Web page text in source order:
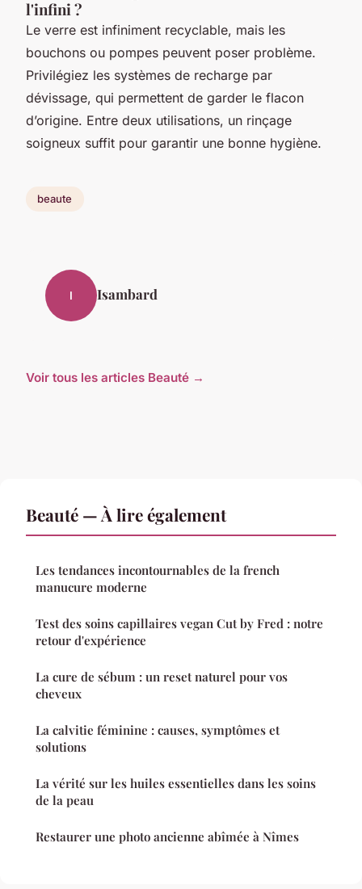
l'infini ?
Le verre est infiniment recyclable, mais les
bouchons ou pompes peuvent poser problème.
Privilégiez les systèmes de recharge par
dévissage, qui permettent de garder le flacon
d’origine. Entre deux utilisations, un rinçage
soigneux suffit pour garantir une bonne hygiène.
beaute
I Isambard
Voir tous les articles Beauté →
Beauté — À lire également
Les tendances incontournables de la french
manucure moderne
Test des soins capillaires vegan Cut by Fred : notre
retour d'expérience
La cure de sébum : un reset naturel pour vos
cheveux
La calvitie féminine : causes, symptômes et
solutions
La vérité sur les huiles essentielles dans les soins
de la peau
Restaurer une photo ancienne abîmée à Nîmes